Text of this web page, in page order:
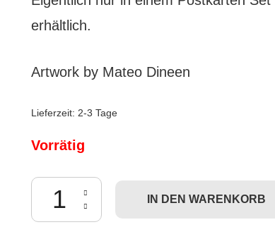
erhältlich.
Artwork by Mateo Dineen
Lieferzeit: 2-3 Tage
Vorrätig
Zozoville - Wish you were here (Postkarte) Menge
IN DEN WARENKORB